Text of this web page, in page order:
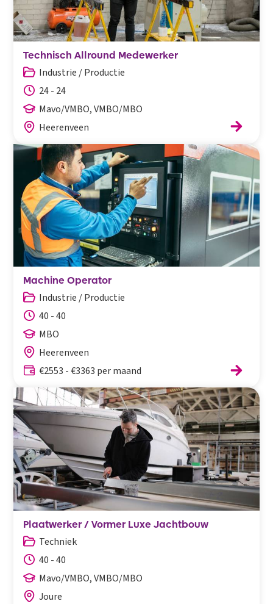
Technisch Allround Medewerker
Industrie / Productie
24 - 24
Mavo/VMBO, VMBO/MBO
Heerenveen
Machine Operator
Industrie / Productie
40 - 40
MBO
Heerenveen
€2553 - €3363 per maand
Plaatwerker / Vormer Luxe Jachtbouw
Techniek
40 - 40
Mavo/VMBO, VMBO/MBO
Joure